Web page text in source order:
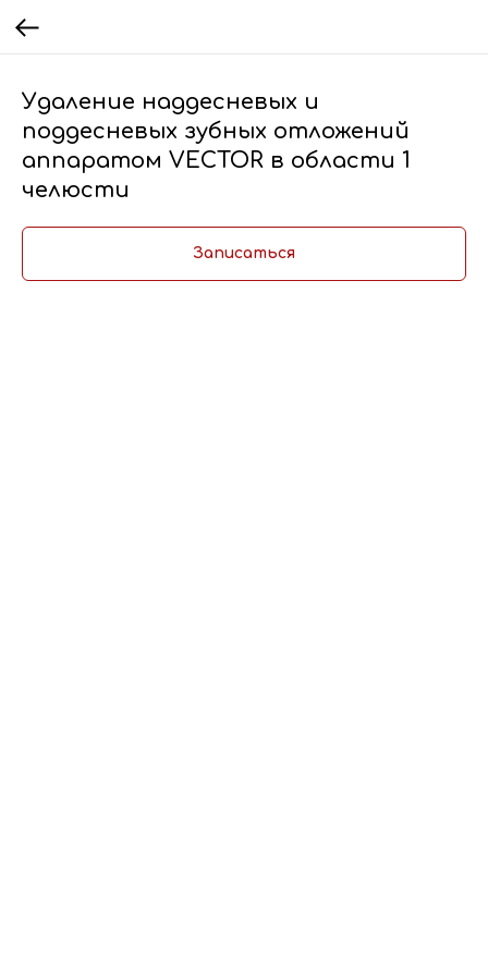
Удаление наддесневых и
поддесневых зубных отложений
аппаратом VECTOR в области 1
челюсти
Записаться